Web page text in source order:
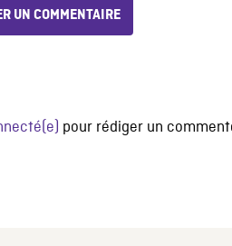
UN COMMENTAIRE
pour rédiger un